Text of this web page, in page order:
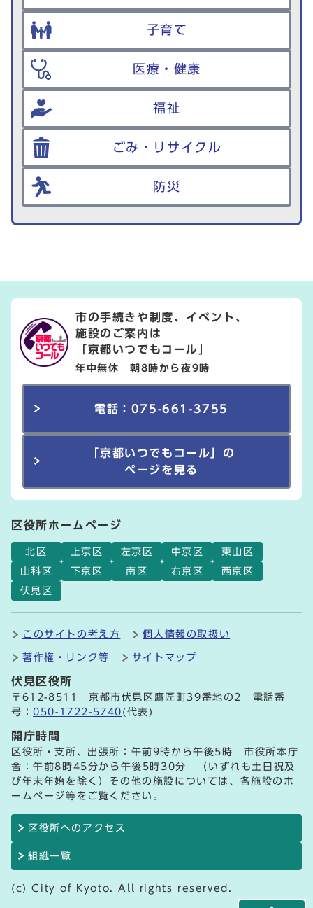
子育て
医療・健康
福祉
ごみ・リサイクル
防災
市の手続きや制度、イベント、
施設のご案内は
「京都いつでもコール」
年中無休 朝8時から夜9時
電話：075-661-3755
「京都いつでもコール」の
ページを見る
区役所ホームページ
北区 上京区 左京区 中京区
東山区
山科区
下京区 南区 右京区
西京区
伏見区
このサイトの考え方 個人情報の取扱い
著作権・リンク等 サイトマップ
伏見区役所
〒612-8511 京都市伏見区鷹匠町39番地の2 電話番
号：050-1722-5740 (代表)
開庁時間
区役所・支所、出張所：午前9時から午後5時 市役所本庁
舎：午前8時45分から午後5時30分 （いずれも土日祝及
び年末年始を除く）その他の施設については、各施設のホ
ームページ等をご覧ください。
区役所へのアクセス
組織一覧
(c) City of Kyoto. All rights reserved.